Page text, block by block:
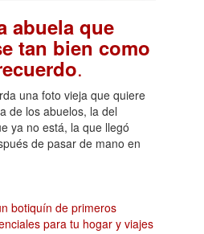
abuela que
tan bien como
.
una foto vieja que quiere
de los abuelos, la del
ya no está, la que llegó
de pasar de mano en